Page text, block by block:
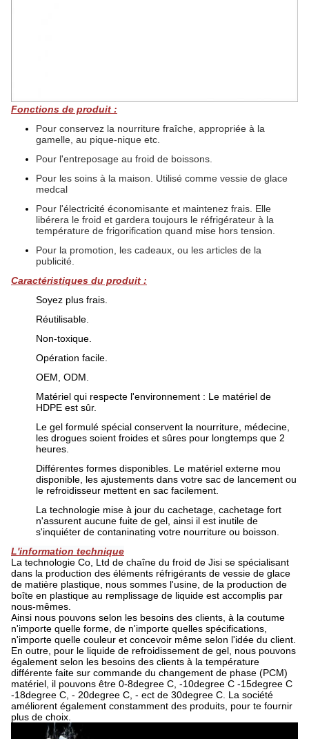
Fonctions de produit :
Pour conservez la nourriture fraîche, appropriée à la
gamelle, au pique-nique etc.
Pour l'entreposage au froid de boissons.
Pour les soins à la maison. Utilisé comme vessie de glace
medcal
Pour l'électricité économisante et maintenez frais. Elle
libérera le froid et gardera toujours le réfrigérateur à la
température de frigorification quand mise hors tension.
Pour la promotion, les cadeaux, ou les articles de la
publicité.
Caractéristiques du produit :
Soyez plus frais.
Réutilisable.
Non-toxique.
Opération facile.
OEM, ODM.
Matériel qui respecte l'environnement : Le matériel de
HDPE est sûr.
Le gel formulé spécial conservent la nourriture, médecine,
les drogues soient froides et sûres pour longtemps que 2
heures.
Différentes formes disponibles. Le matériel externe mou
disponible, les ajustements dans votre sac de lancement ou
le refroidisseur mettent en sac facilement.
La technologie mise à jour du cachetage, cachetage fort
n'assurent aucune fuite de gel, ainsi il est inutile de
s'inquiéter de contaninating votre nourriture ou boisson.
L'information technique
La technologie Co, Ltd de chaîne du froid de Jisi se spécialisant
dans la production des éléments réfrigérants de vessie de glace
de matière plastique, nous sommes l'usine, de la production de
boîte en plastique au remplissage de liquide est accomplis par
nous-mêmes.
Ainsi nous pouvons selon les besoins des clients, à la coutume
n'importe quelle forme, de n'importe quelles spécifications,
n'importe quelle couleur et concevoir même selon l'idée du client.
En outre, pour le liquide de refroidissement de gel, nous pouvons
également selon les besoins des clients à la température
différente faite sur commande du changement de phase (PCM)
matériel, il pouvons être 0-8degree C, -10degree C -15degree C
-18degree C, - 20degree C, - ect de 30degree C. La société
améliorent également constamment des produits, pour te fournir
plus de choix.